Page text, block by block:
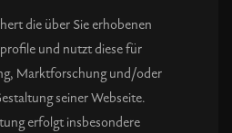
die über Sie erhobenen
und nutzt diese für
Marktforschung und/oder
seiner Webseite.
erfolgt insbesondere